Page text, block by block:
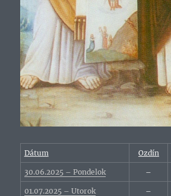
Dátum Ozdín
30.06.2025 – Pondelok –
01.07.2025 – Utorok –